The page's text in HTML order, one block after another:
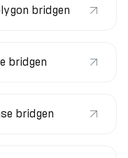
bridgen
bridgen
bridgen